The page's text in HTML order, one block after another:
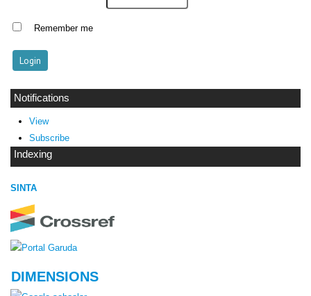
Remember me
Notifications
View
Subscribe
Indexing
SINTA
DIMENSIONS